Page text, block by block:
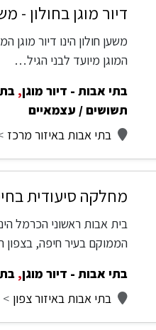
דיור מוגן בחולון -
משען חולון הינו דיור
המוגן מיועד לבני הגיל…
בתי אבות - דיור מוגן,
תשושים / עצמאיים
בתי אבות באיזור מרכז
מחלקה סיעודית
בית אבות ראשוני הכרמל
הממוקם בעיר חיפה,
בתי אבות - דיור מוגן,
בתי אבות באיזור צפון